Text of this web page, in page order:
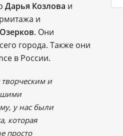
Дарья Козлова и
и
. Они
города. Также они
в России.
и
у нас были
которая
просто